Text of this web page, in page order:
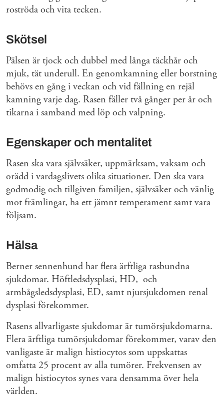
roströda och vita tecken.
Skötsel
Pälsen är tjock och dubbel med långa täckhår och
mjuk, tät underull. En genomkamning eller borstning
behövs en gång i veckan och vid fällning en rejäl
kamning varje dag. Rasen fäller två gånger per år och
tikarna i samband med löp och valpning.
Egenskaper och mentalitet
Rasen ska vara självsäker, uppmärksam, vaksam och
orädd i vardagslivets olika situationer. Den ska vara
godmodig och tillgiven familjen, självsäker och vänlig
mot främlingar, ha ett jämnt temperament samt vara
följsam.
Hälsa
Berner sennenhund har flera ärftliga rasbundna
sjukdomar. Höftledsdysplasi, HD, och
armbågsledsdysplasi, ED, samt njursjukdomen renal
dysplasi förekommer.
Rasens allvarligaste sjukdomar är tumörsjukdomarna.
Flera ärftliga tumörsjukdomar förekommer, varav den
vanligaste är malign histiocytos som uppskattas
omfatta 25 procent av alla tumörer. Frekvensen av
malign histiocytos synes vara densamma över hela
världen.